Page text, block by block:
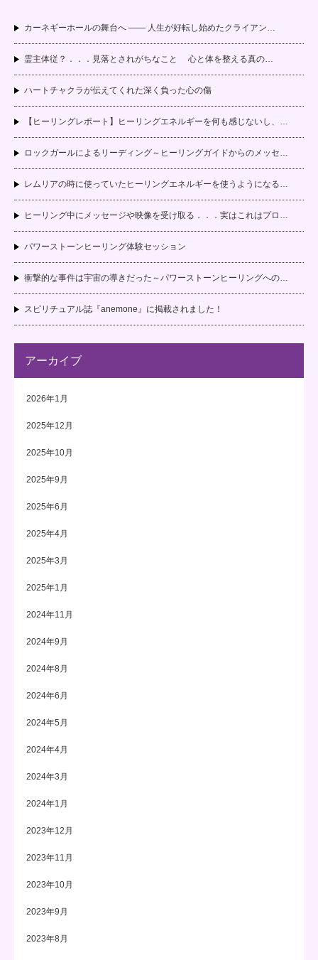
カーネギーホールの舞台へ —— 人生が好転し始めたクライアン…
霊主体従？．．．見落とされがちなこと 心と体を整える真の…
ハートチャクラが伝えてくれた深く負った心の傷
【ヒーリングレポート】ヒーリングエネルギーを何も感じないし、…
ロックガールによるリーディング～ヒーリングガイドからのメッセ…
レムリアの時に使っていたヒーリングエネルギーを使うようになる…
ヒーリング中にメッセージや映像を受け取る．．．実はこれはプロ…
パワーストーンヒーリング体験セッション
衝撃的な事件は宇宙の導きだった～パワーストーンヒーリングへの…
スピリチュアル誌『anemone』に掲載されました！
アーカイブ
2026年1月
2025年12月
2025年10月
2025年9月
2025年6月
2025年4月
2025年3月
2025年1月
2024年11月
2024年9月
2024年8月
2024年6月
2024年5月
2024年4月
2024年3月
2024年1月
2023年12月
2023年11月
2023年10月
2023年9月
2023年8月